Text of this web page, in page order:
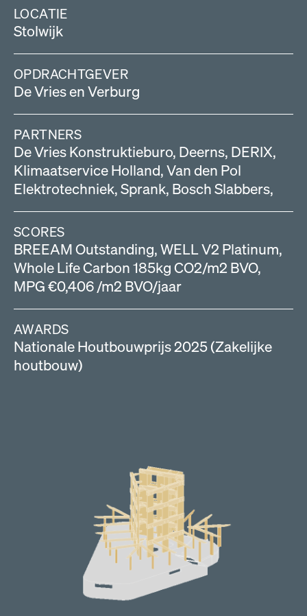
LOCATIE
Stolwijk
OPDRACHTGEVER
De Vries en Verburg
PARTNERS
De Vries Konstruktieburo, Deerns, DERIX,
Klimaatservice Holland, Van den Pol
Elektrotechniek, Sprank, Bosch Slabbers,
SCORES
BREEAM Outstanding, WELL V2 Platinum,
Whole Life Carbon 185kg CO2/m2 BVO,
MPG €0,406 /m2 BVO/jaar
AWARDS
Nationale Houtbouwprijs 2025 (Zakelijke
houtbouw)